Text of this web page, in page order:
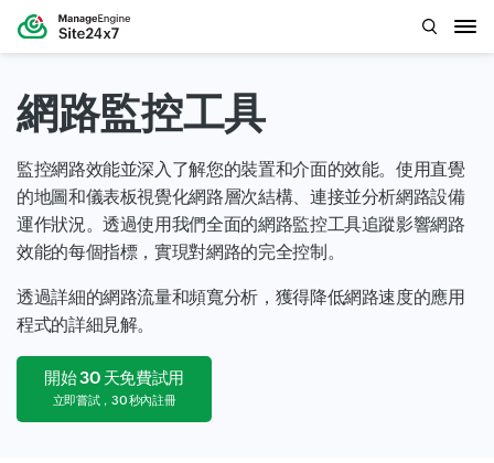
網路監控工具
監控網路效能並深入了解您的裝置和介面的效能。使用直覺
的地圖和儀表板視覺化網路層次結構、連接並分析網路設備
運作狀況。透過使用我們全面的網路監控工具追蹤影響網路
效能的每個指標，實現對網路的完全控制。
透過詳細的網路流量和頻寬分析，獲得降低網路速度的應用
程式的詳細見解。
開始 30 天免費試用
立即嘗試，30 秒內註冊